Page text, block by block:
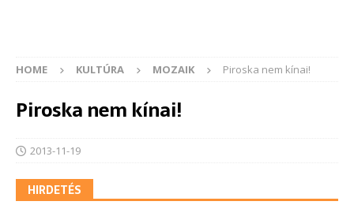
HOME KULTÚRA MOZAIK Piroska nem kínai!
Piroska nem kínai!
2013-11-19
HIRDETÉS